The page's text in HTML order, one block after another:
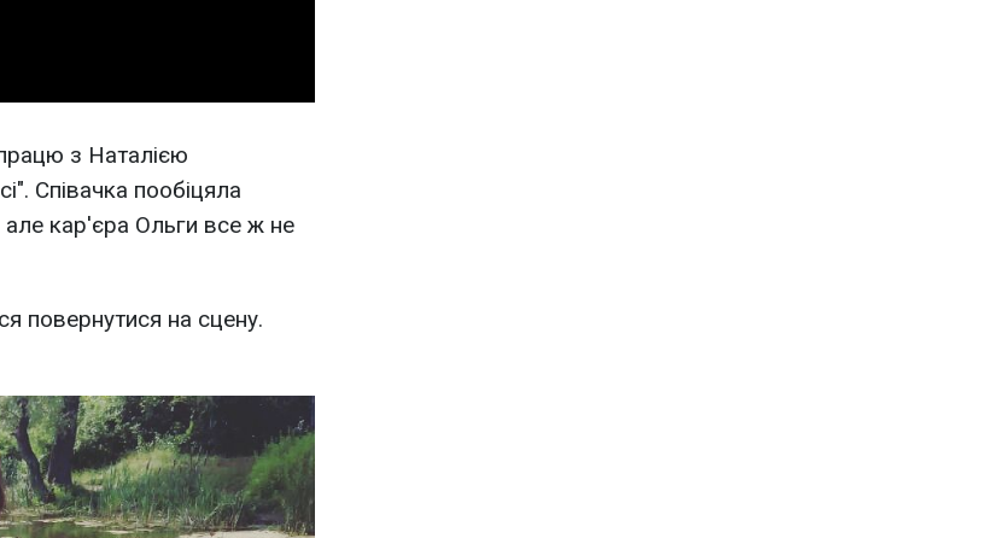
з Наталією
Співачка пообіцяла
але кар'єра Ольги все ж не
повернутися на сцену.